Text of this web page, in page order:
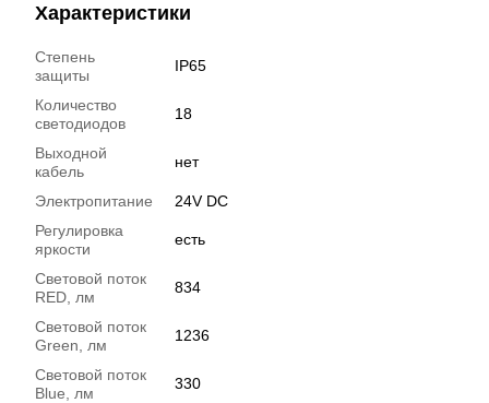
Характеристики
Степень
защиты
IP65
Количество
светодиодов
18
Выходной
кабель
нет
Электропитание
24V DC
Регулировка
яркости
есть
Световой поток
RED, лм
834
Световой поток
Green, лм
1236
Световой поток
Blue, лм
330